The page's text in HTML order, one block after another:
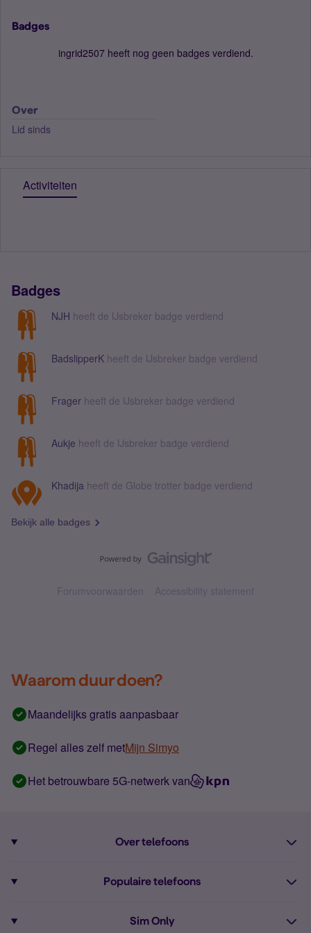
Badges
ingrid2507 heeft nog geen badges verdiend.
Over
Lid sinds
Activiteiten
Badges
NJH heeft de IJsbreker badge verdiend
BadslipperK heeft de IJsbreker badge verdiend
Frager heeft de IJsbreker badge verdiend
Aukje heeft de IJsbreker badge verdiend
Khadija heeft de Globe trotter badge verdiend
Bekijk alle badges
Forumvoorwaarden Accessibility statement
Waarom duur doen?
Maandelijks gratis aanpasbaar
Regel alles zelf metMijn Simyo
Het betrouwbare 5G-netwerk van
Over telefoons
Alle telefoons
Populaire telefoons
Sim Only